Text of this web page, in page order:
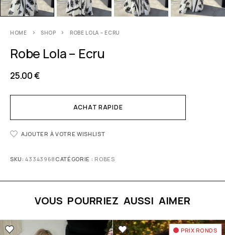
HOME SHOP ROBE LOLA – ECRU
Robe Lola – Ecru
25.00€
ACHAT RAPIDE
AJOUTER À VOTRE WISHLIST
SKU:43343968 CATÉGORIE : ROBES
VOUS POURRIEZ AUSSI AIMER
PRIX RONDS